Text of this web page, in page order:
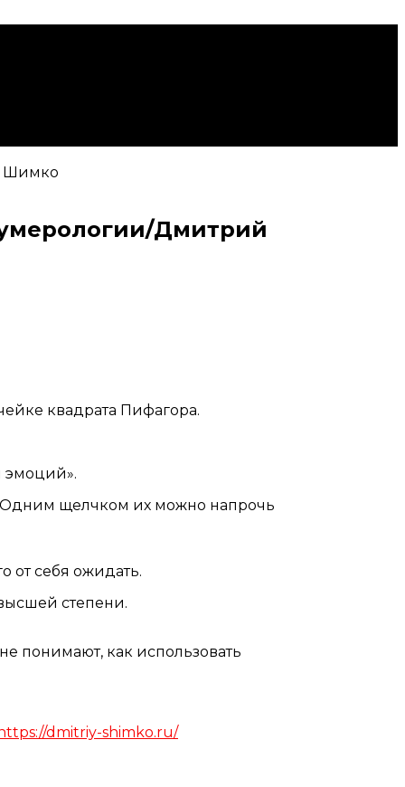
Шимко
Дмитрий
квадрата Пифагора.
эмоций».
Одним щелчком их можно напрочь
от себя ожидать.
степени.
понимают, как использовать
https://dmitriy-shimko.ru/